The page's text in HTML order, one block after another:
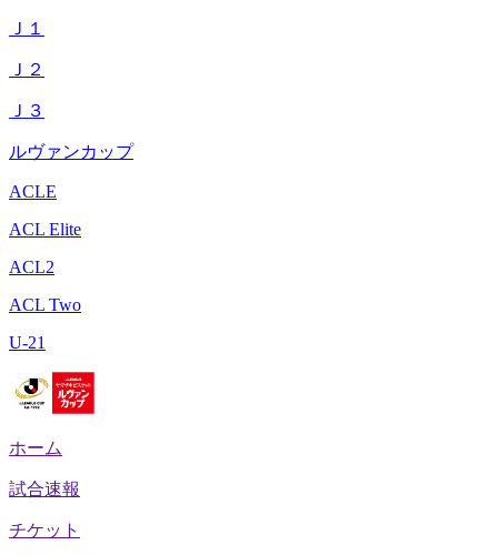
Ｊ１
Ｊ２
Ｊ３
ルヴァンカップ
ACLE
ACL Elite
ACL2
ACL Two
U-21
ホーム
試合速報
チケット